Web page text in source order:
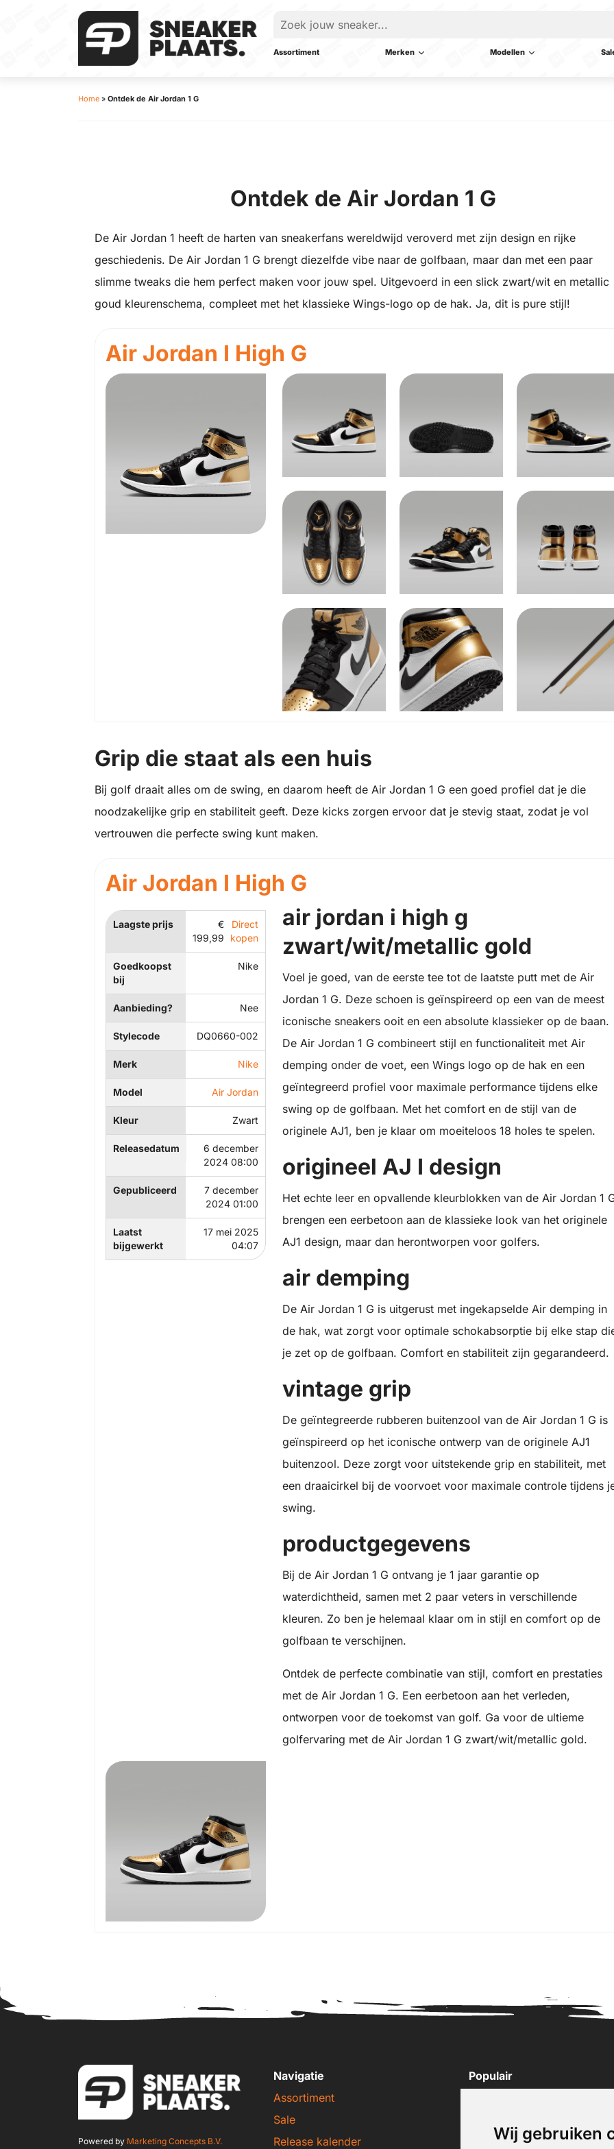
Wij gebruiken
Assortiment Merken Modellen
Home » Ontdek de Air Jordan 1 G
Ontdek de Air Jordan 1 G
De Air Jordan 1 heeft de harten van sneakerfans wereldwijd veroverd met zijn design en rijke
geschiedenis. De Air Jordan 1 G brengt diezelfde vibe naar de golfbaan, maar dan met een paar
slimme tweaks die hem perfect maken voor jouw spel. Uitgevoerd in een slick zwart/wit en metallic
goud kleurenschema, compleet met het klassieke Wings-logo op de hak. Ja, dit is pure stijl!
Air Jordan I High G
Grip die staat als een huis
Bij golf draait alles om de swing, en daarom heeft de Air Jordan 1 G een goed profiel dat je die
noodzakelijke grip en stabiliteit geeft. Deze kicks zorgen ervoor dat je stevig staat, zodat je vol
vertrouwen die perfecte swing kunt maken.
Air Jordan I High G
Laagste prijs
€
199,99
Direct
kopen
Goedkoopst
bij
Nike
Aanbieding? Nee
Stylecode DQ0660-002
Merk Nike
Model Air Jordan
Kleur Zwart
Releasedatum
6 december
2024 08:00
Gepubliceerd
7 december
2024 01:00
Laatst
bijgewerkt
17 mei 2025
04:07
air jordan i high g
zwart/wit/metallic gold
Voel je goed, van de eerste tee tot de laatste putt met de Air
Jordan 1 G. Deze schoen is geïnspireerd op een van de meest
iconische sneakers ooit en een absolute klassieker op de baan.
De Air Jordan 1 G combineert stijl en functionaliteit met Air
demping onder de voet, een Wings logo op de hak en een
geïntegreerd profiel voor maximale performance tijdens elke
swing op de golfbaan. Met het comfort en de stijl van de
originele AJ1, ben je klaar om moeiteloos 18 holes te spelen.
origineel AJ I design
Het echte leer en opvallende kleurblokken van de Air Jordan 1
brengen een eerbetoon aan de klassieke look van het originele
AJ1 design, maar dan herontworpen voor golfers.
air demping
De Air Jordan 1 G is uitgerust met ingekapselde Air demping in
de hak, wat zorgt voor optimale schokabsorptie bij elke stap
je zet op de golfbaan. Comfort en stabiliteit zijn gegarandeerd.
vintage grip
De geïntegreerde rubberen buitenzool van de Air Jordan 1 G is
geïnspireerd op het iconische ontwerp van de originele AJ1
buitenzool. Deze zorgt voor uitstekende grip en stabiliteit, met
een draaicirkel bij de voorvoet voor maximale controle tijdens
swing.
productgegevens
Bij de Air Jordan 1 G ontvang je 1 jaar garantie op
waterdichtheid, samen met 2 paar veters in verschillende
kleuren. Zo ben je helemaal klaar om in stijl en comfort op de
golfbaan te verschijnen.
Ontdek de perfecte combinatie van stijl, comfort en prestaties
met de Air Jordan 1 G. Een eerbetoon aan het verleden,
ontworpen voor de toekomst van golf. Ga voor de ultieme
golfervaring met de Air Jordan 1 G zwart/wit/metallic gold.
Powered by Marketing Concepts B.V.
Navigatie
Assortiment
Sale
Release kalender
Populair
New Balance sneakers